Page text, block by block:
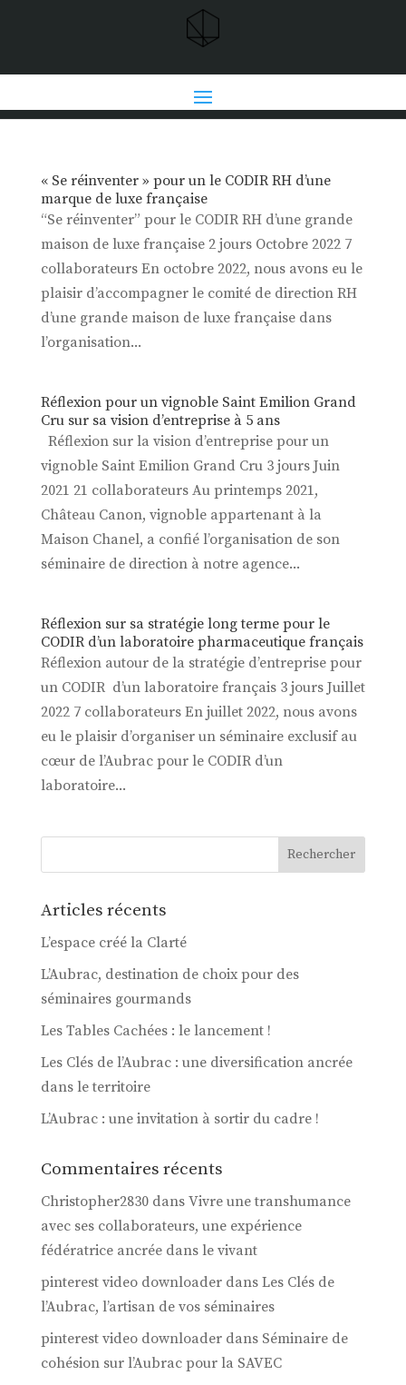
« Se réinventer » pour un le CODIR RH d’une
marque de luxe française
“Se réinventer” pour le CODIR RH d’une grande
maison de luxe française 2 jours Octobre 2022 7
collaborateurs En octobre 2022, nous avons eu le
plaisir d’accompagner le comité de direction RH
d’une grande maison de luxe française dans
l’organisation...
Réflexion pour un vignoble Saint Emilion Grand
Cru sur sa vision d’entreprise à 5 ans
Réflexion sur la vision d’entreprise pour un
vignoble Saint Emilion Grand Cru 3 jours Juin
2021 21 collaborateurs Au printemps 2021,
Château Canon, vignoble appartenant à la
Maison Chanel, a confié l’organisation de son
séminaire de direction à notre agence...
Réflexion sur sa stratégie long terme pour le
CODIR d’un laboratoire pharmaceutique français
Réflexion autour de la stratégie d’entreprise pour
un CODIR d’un laboratoire français 3 jours Juillet
2022 7 collaborateurs En juillet 2022, nous avons
eu le plaisir d’organiser un séminaire exclusif au
cœur de l’Aubrac pour le CODIR d’un
laboratoire...
Articles récents
L’espace créé la Clarté
L’Aubrac, destination de choix pour des
séminaires gourmands
Les Tables Cachées : le lancement !
Les Clés de l’Aubrac : une diversification ancrée
dans le territoire
L’Aubrac : une invitation à sortir du cadre !
Commentaires récents
Christopher2830dans Vivre une transhumance
avec ses collaborateurs, une expérience
fédératrice ancrée dans le vivant
pinterest video downloaderdans Les Clés de
l’Aubrac, l’artisan de vos séminaires
pinterest video downloaderdans Séminaire de
cohésion sur l’Aubrac pour la SAVEC